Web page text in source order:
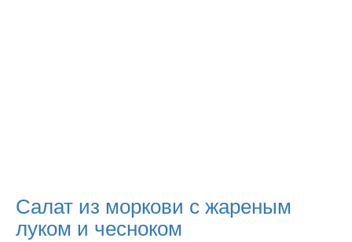
Салат из моркови с жареным
луком и чесноком